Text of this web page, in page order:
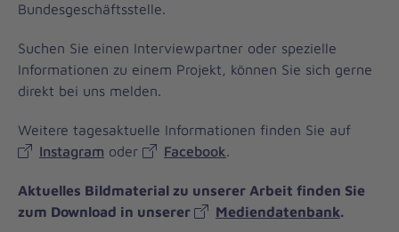
Bundesgeschäftsstelle.
Suchen Sie einen Interviewpartner oder spezielle
Informationen zu einem Projekt, können Sie sich gerne
direkt bei uns melden.
Weitere tagesaktuelle Informationen finden Sie auf
Instagram oder Facebook.
Aktuelles Bildmaterial zu unserer Arbeit finden Sie
zum Download in unserer
Mediendatenbank.